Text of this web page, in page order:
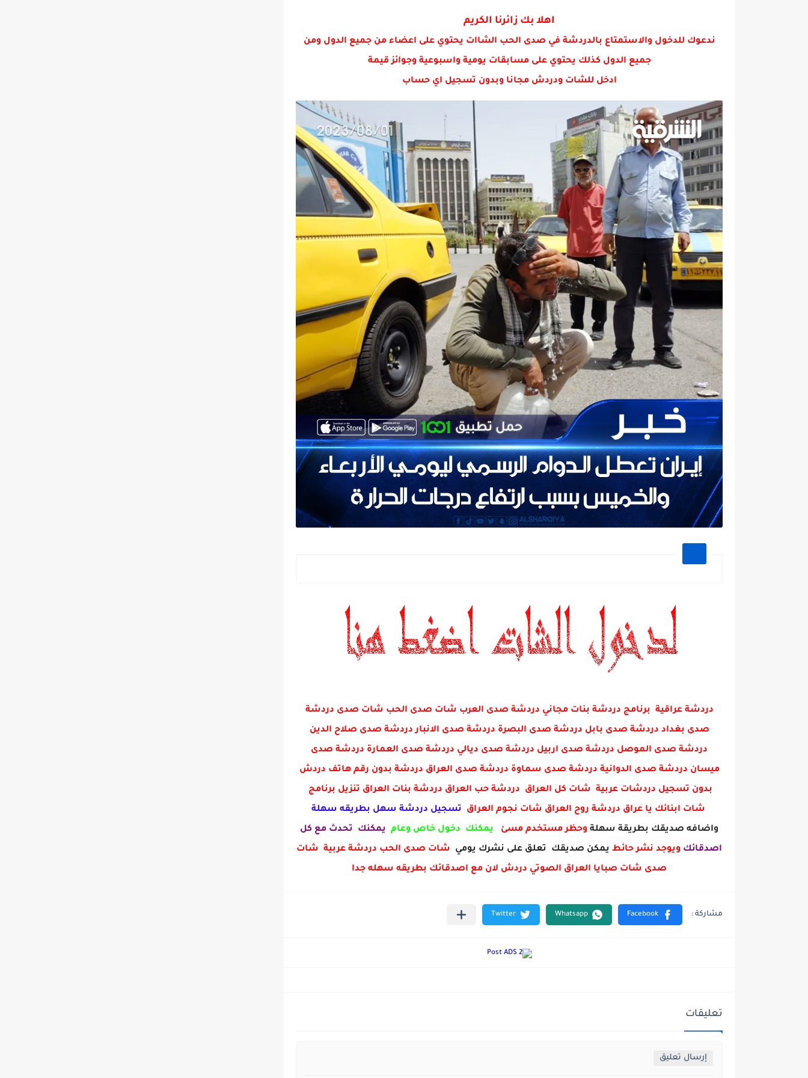
اهلا بك زائرنا الكريم
ندعوك للدخول والاستمتاع بالدردشة في صدى الحب الشاات يحتوي على اعضاء من جميع الدول ومن
جميع الدول كذلك يحتوي على مسابقات يومية واسبوعية وجوائز قيمة
ادخل للشات ودردش مجانا وبدون تسجيل اي حساب
دردشة عراقية برنامج دردشة بنات مجاني دردشة صدى العرب شات صدى الحب شات صدى دردشة
صدى بغداد دردشة صدى بابل دردشة صدى البصرة دردشة صدى الانبار دردشة صدى صلاح الدين
دردشة صدى الموصل دردشة صدى اربيل دردشة صدى ديالي دردشة صدى العمارة دردشة صدى
ميسان دردشة صدى الدوانية دردشة صدى سماوة دردشة صدى العراق دردشة بدون رقم هاتف دردش
بدون تسجيل دردشات عربية شات كل العراق دردشة حب العراق دردشة بنات العراق تنزيل برنامج
شات ابنائك يا عراق دردشة روح العراق شات نجوم العراق تسجيل دردشة سهل بطريقه سهلة
واضافه صديقك بطريقة سهلة وحظر مستخدم مسئ يمكنك دخول خاص وعام يمكنك تحدث مع كل
اصدقائك ويوجد نشر حائط يمكن صديقك تعلق على نشرك يومي شات صدى الحب دردشة عربية شات
صدى شات صبايا العراق الصوتي دردش لان مع اصدقائك بطريقه سهله جدا
تعليقات
إرسال تعليق